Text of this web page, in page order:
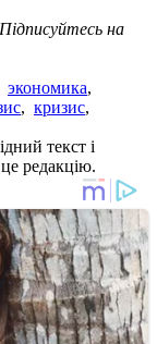
на
экономика,
, кризис,
текст і
редакцію.